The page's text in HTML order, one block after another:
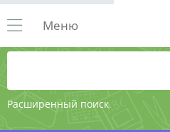
Расширенный поиск
Меню